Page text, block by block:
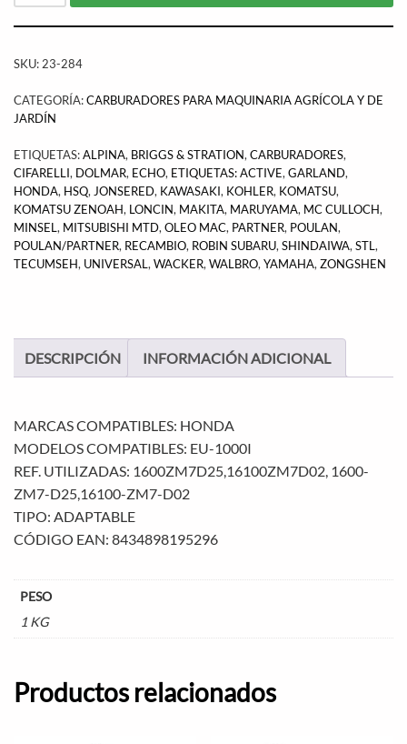
SKU: 23-284
CATEGORÍA:CARBURADORES PARA MAQUINARIA AGRÍCOLA Y DE
JARDÍN
ETIQUETAS:ALPINA, BRIGGS & STRATION, CARBURADORES,
CIFARELLI, DOLMAR, ECHO, ETIQUETAS: ACTIVE, GARLAND,
HONDA, HSQ, JONSERED, KAWASAKI, KOHLER, KOMATSU,
KOMATSU ZENOAH, LONCIN, MAKITA, MARUYAMA, MC CULLOCH,
MINSEL, MITSUBISHI MTD, OLEO MAC, PARTNER, POULAN,
POULAN/PARTNER, RECAMBIO, ROBIN SUBARU, SHINDAIWA, STL,
TECUMSEH, UNIVERSAL, WACKER, WALBRO, YAMAHA, ZONGSHEN
DESCRIPCIÓN INFORMACIÓN ADICIONAL
MARCAS COMPATIBLES: HONDA
MODELOS COMPATIBLES: EU-1000I
REF. UTILIZADAS: 1600ZM7D25,16100ZM7D02, 1600-
ZM7-D25,16100-ZM7-D02
TIPO: ADAPTABLE
CÓDIGO EAN: 8434898195296
PESO
1 KG
Productos relacionados